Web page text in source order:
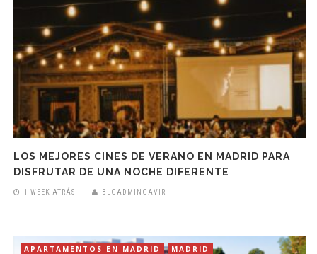
LOS MEJORES CINES DE VERANO EN MADRID PARA
DISFRUTAR DE UNA NOCHE DIFERENTE
1 WEEK ATRÁS BLGADMINGAVIR
APARTAMENTOS EN MADRID
MADRID